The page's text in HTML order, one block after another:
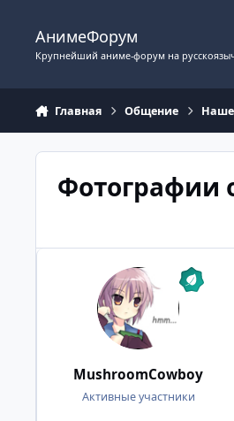
АнимеФорум
Крупнейший аниме-форум на
Главная Общение Наше
Фотографии
MushroomCowboy
Активные участники